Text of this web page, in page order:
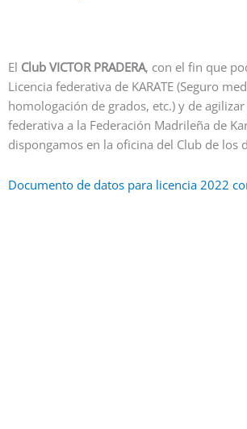
El Club VICTOR PRADERA, con el fin que
Licencia federativa de KARATE (Seguro
homologación de grados, etc.) y de
federativa a la Federación Madrileña de
dispongamos en la oficina del Club de los
Documento de datos para licencia 2022